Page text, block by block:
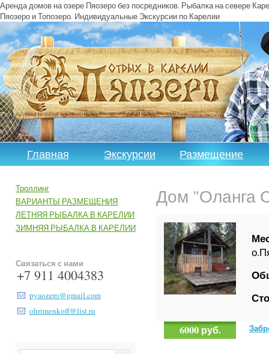
Аренда домов на озере Пяозеро без посредников. Рыбалка на севере
Пяозеро и Топозеро. Индивидуальные Экскурсии по Карелии
Главная
Экскурсии
Размещение
Дом "Оланга
6000 руб.
Троллинг
ВАРИАНТЫ РАЗМЕЩЕНИЯ
ЛЕТНЯЯ РЫБАЛКА В КАРЕЛИИ
ЗИМНЯЯ РЫБАЛКА В КАРЕЛИИ
Связаться с нами
+7 911 4004383
pyaozero@gmail.com
ohrimenkoff@list.ru